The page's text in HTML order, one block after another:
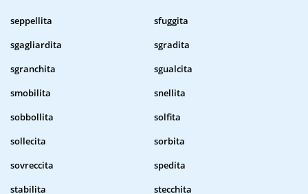
seppellita
sfuggita
sgagliardita
sgradita
sgranchita
sgualcita
smobilita
snellita
sobbollita
solfita
sollecita
sorbita
sovreccita
spedita
stabilita
stecchita